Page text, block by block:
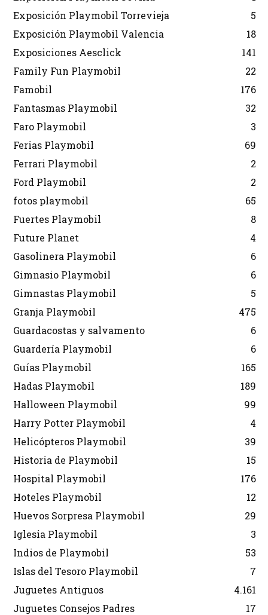
Exposición Playmobil Torrevieja
5
Exposición Playmobil Valencia
18
Exposiciones Aesclick
141
Family Fun Playmobil
22
Famobil
176
Fantasmas Playmobil
32
Faro Playmobil
3
Ferias Playmobil
69
Ferrari Playmobil
2
Ford Playmobil
2
fotos playmobil
65
Fuertes Playmobil
8
Future Planet
4
Gasolinera Playmobil
6
Gimnasio Playmobil
6
Gimnastas Playmobil
5
Granja Playmobil
475
Guardacostas y salvamento
6
Guardería Playmobil
6
Guías Playmobil
165
Hadas Playmobil
189
Halloween Playmobil
99
Harry Potter Playmobil
4
Helicópteros Playmobil
39
Historia de Playmobil
15
Hospital Playmobil
176
Hoteles Playmobil
12
Huevos Sorpresa Playmobil
29
Iglesia Playmobil
3
Indios de Playmobil
53
Islas del Tesoro Playmobil
7
Juguetes Antiguos
4.161
Juguetes Consejos Padres
17